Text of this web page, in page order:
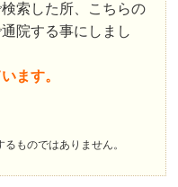
索した所、こちらの
院する事にしまし
ます。
ものではありません。